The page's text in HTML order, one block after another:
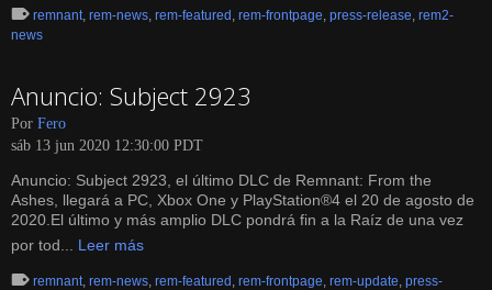
remnant, rem-news, rem-featured , rem-frontpage, press-release, rem2-
news
Anuncio: Subject 2923
Por Fero
sáb 13 jun 2020 12:30:00 PDT
Anuncio: Subject 2923, el último DLC de Remnant: From the
Ashes, llegará a PC, Xbox One y PlayStation®4 el 20 de agosto de
2020.El último y más amplio DLC pondrá fin a la Raíz de una vez
por tod... Leer más
remnant, rem-news, rem-featured , rem-frontpage, rem-update, press-